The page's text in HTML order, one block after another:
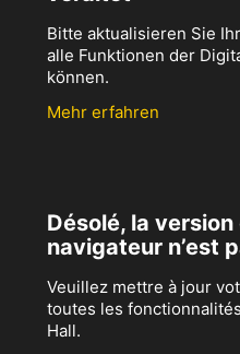
Bitte aktualisieren Sie
alle Funktionen der
können.
Mehr erfahren
Désolé, la
navigateur n’est
Veuillez mettre à jour
toutes les
Hall.